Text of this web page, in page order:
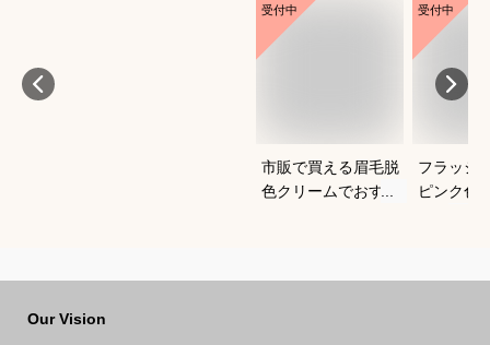
受付中
市販で買える眉毛脱
色クリームでおすす
受付中
フラッシ
ピンク色
Our Vision